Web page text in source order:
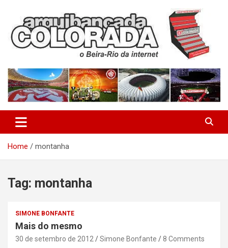
content
Arquibancada Colorada
Home montanha
Tag: montanha
SIMONE BONFANTE
Mais do mesmo
30 de setembro de 2012 Simone Bonfante 8 Comments